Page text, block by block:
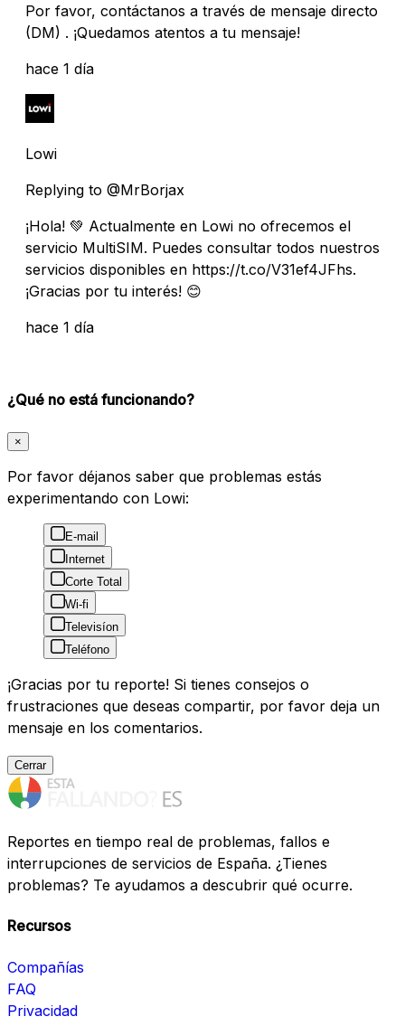
Por favor, contáctanos a través de mensaje directo
(DM) . ¡Quedamos atentos a tu mensaje!
hace 1 día
Lowi
Replying to @MrBorjax
¡Hola! 💚 Actualmente en Lowi no ofrecemos el
servicio MultiSIM. Puedes consultar todos nuestros
servicios disponibles en https://t.co/V31ef4JFhs.
¡Gracias por tu interés! 😊
hace 1 día
¿Qué no está funcionando?
×
Por favor déjanos saber que problemas estás
experimentando con Lowi:
E-mail
Internet
Corte Total
Wi-fi
Televisíon
Teléfono
¡Gracias por tu reporte! Si tienes consejos o
frustraciones que deseas compartir, por favor deja un
mensaje en los comentarios.
Cerrar
Reportes en tiempo real de problemas, fallos e
interrupciones de servicios de España. ¿Tienes
problemas? Te ayudamos a descubrir qué ocurre.
Recursos
Compañías
FAQ
Privacidad